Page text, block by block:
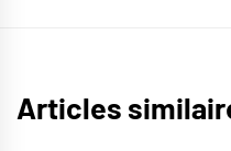
Articles